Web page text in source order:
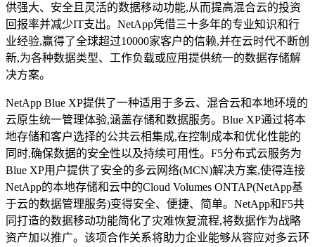
供强大、安全且灵活的数据移动功能,从而提高混合云的投资
回报率并减少IT支出。NetApp凭借三十多年的专业知识和行
业经验,赢得了全球超过10000家客户的信赖,并在云时代不断创
新,为各种数据类型、工作负载或应用提供统一的数据存储解
决方案。
NetApp Blue XP提供了一种适用于多云、混合云和本地环境的
云原生统一管理体验,涵盖存储和数据服务。Blue XP通过将本
地存储和客户选择的公共云相集成,在控制成本和优化性能的
同时,确保数据的安全性以及持续可用性。F5分布式云服务为
Blue XP用户提供了安全的多云网络(MCN)解决方案,使得连接
NetApp的本地存储和云中的Cloud Volumes ONTAP(NetApp基
于云的数据管理服务)变得安全、便捷、简单。NetApp和F5共
同打造的数据移动功能简化了灾难恢复流程,将数据作为战略
资产加以推广。该项合作关系将助力企业能够从容应对多云环